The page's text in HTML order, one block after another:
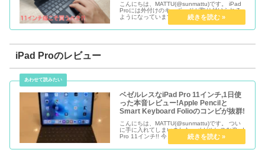
こんにちは、MATTU(@sunmattu)です。 iPad
Proには外付けのキーボードが取り付けられる
ようになっています。 今回新発売になったのが
「Magic Keyboard」。 キーボードに最新の
MacBook Airなどと同じ「シ...
iPad Proのレビュー
ベゼルレスなiPad Pro 11インチ,1日使
った本音レビュー!Apple Pencilと
Smart Keyboard Folioのコンビが抜群!
こんにちは、MATTU(@sunmattu)です。 つい
に手に入れてしまいました、ベゼルレスなiPad
Pro 11インチ!! 今まで使っていたiPad Pro 9.7
インチに対するモヤモヤを見事払拭してくれる
素晴らしい端末に仕上がっていま...